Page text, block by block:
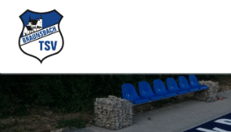
Zum
Inhalt
springen